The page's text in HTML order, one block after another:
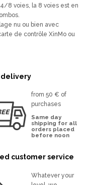
8 voies, la 8 voies est en
nu ou bien avec
de contrôle XinMo ou
delivery
from 50 € of
purchases
Same day
shipping for all
orders placed
before noon
customer service
Whatever your